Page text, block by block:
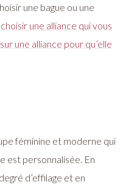
une bague ou une
une alliance qui vous
une alliance pour qu’elle
féminine et moderne qui
est personnalisée. En
d’effilage et en